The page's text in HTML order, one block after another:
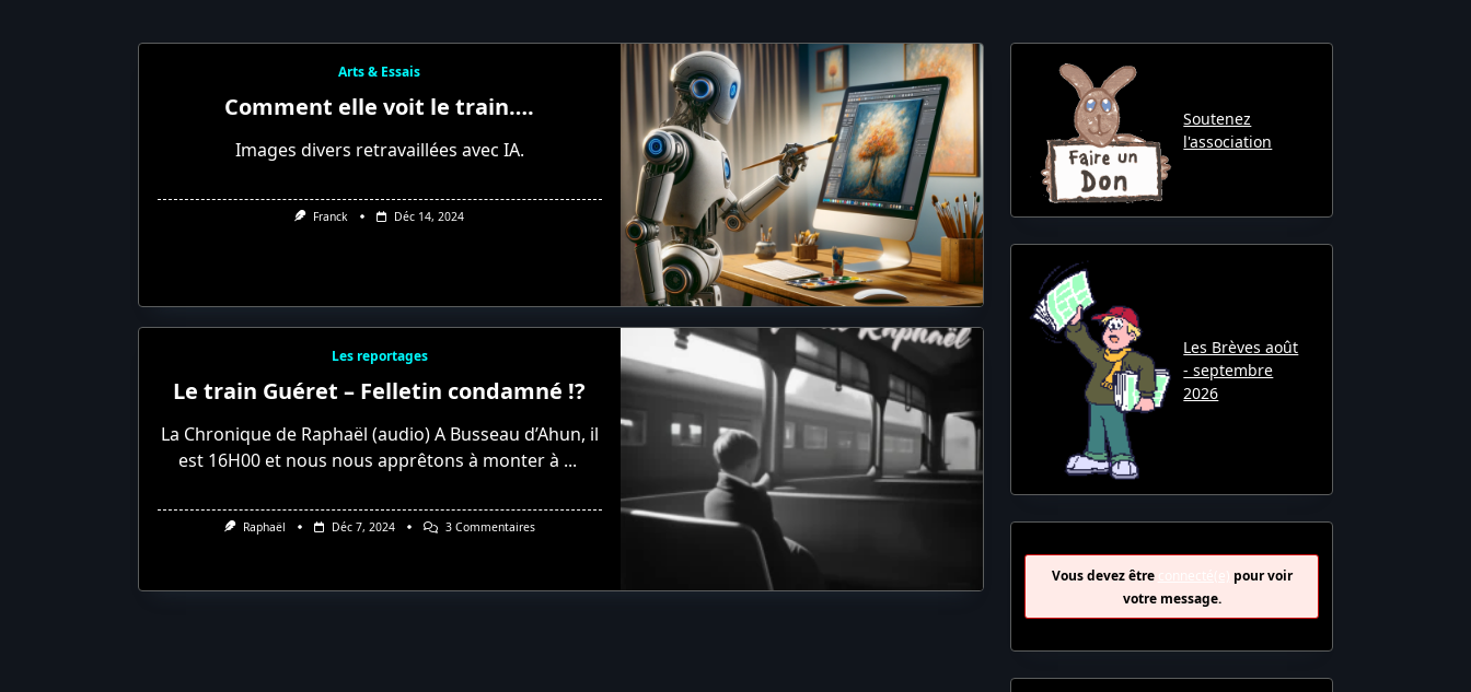
Arts & Essais
Comment elle voit le train….
Images divers retravaillées avec IA.
Franck Déc 14, 2024
Les reportages
Le train Guéret – Felletin condamné !?
La Chronique de Raphaël (audio) A Busseau d’Ahun, il
est 16H00 et nous nous apprêtons à monter à ...
Raphaël Déc 7, 2024 3 CommentairesSur
–
Soutenez
l'association
Les Brèves août
- septembre
2026
Vous devez être
pour voir
votre message.